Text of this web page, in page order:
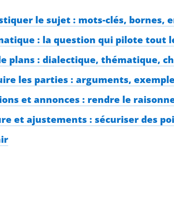
le sujet : mots-clés, bornes,
: la question qui pilote tout
plans : dialectique, thématique,
les parties : arguments,
et annonces : rendre le
et ajustements : sécuriser des